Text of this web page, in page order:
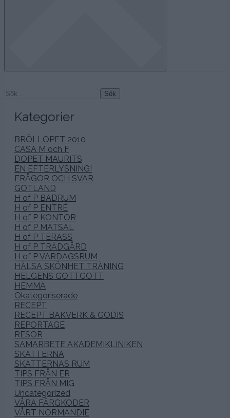
Sök
Kategorier
BRÖLLOPET 2010
CASA M och F
DOPET MAURITS
EN EFTERLYSNING!
FRÅGOR OCH SVAR
GOTLAND
H of P BADRUM
H of P ENTRÉ
H of P KONTOR
H of P MATSAL
H of P TERASS
H of P TRÄDGÅRD
H of P VARDAGSRUM
HÄLSA SKÖNHET TRÄNING
HELGENS GOTTGOTT
HEMMA
Okategoriserade
RECEPT
RECEPT BAKVERK & GODIS
REPORTAGE
RESOR
SAMARBETE AKADEMIKLINIKEN
SKATTERNA
SKATTERNAS RUM
TIPS FRÅN ER
TIPS FRÅN MIG
Uncategorized
VÅRA FÄRGKODER
VÅRT NORMANDIE